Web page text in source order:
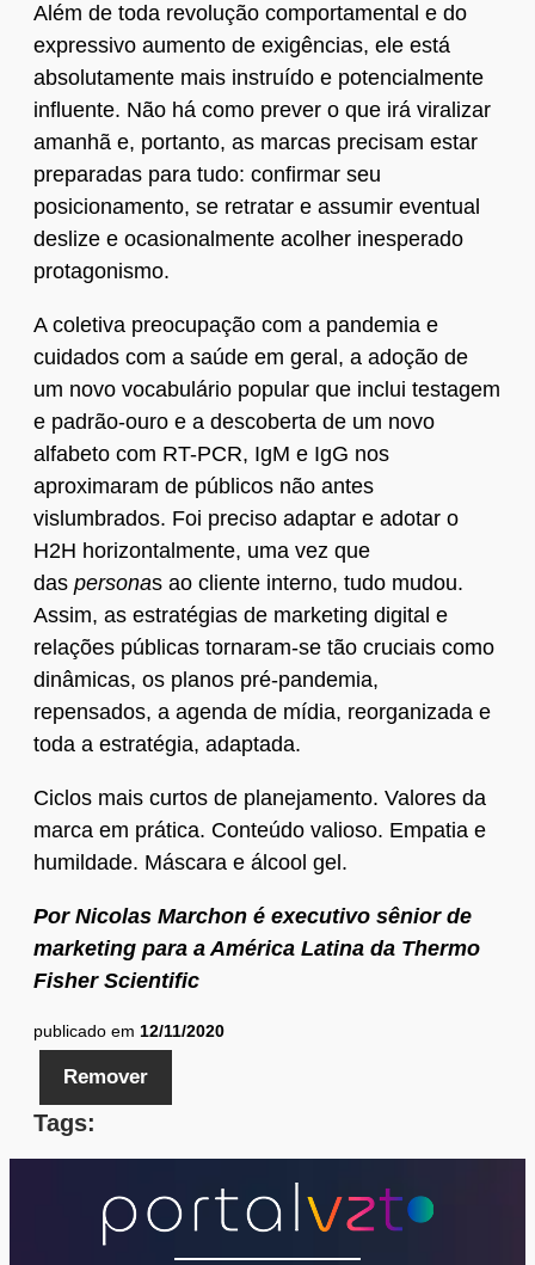
Além de toda revolução comportamental e do
expressivo aumento de exigências, ele está
absolutamente mais instruído e potencialmente
influente. Não há como prever o que irá viralizar
amanhã e, portanto, as marcas precisam estar
preparadas para tudo: confirmar seu
posicionamento, se retratar e assumir eventual
deslize e ocasionalmente acolher inesperado
protagonismo.
A coletiva preocupação com a pandemia e
cuidados com a saúde em geral, a adoção de
um novo vocabulário popular que inclui testagem
e padrão-ouro e a descoberta de um novo
alfabeto com RT-PCR, IgM e IgG nos
aproximaram de públicos não antes
vislumbrados. Foi preciso adaptar e adotar o
H2H horizontalmente, uma vez que
das personas ao cliente interno, tudo mudou.
Assim, as estratégias de marketing digital e
relações públicas tornaram-se tão cruciais como
dinâmicas, os planos pré-pandemia,
repensados, a agenda de mídia, reorganizada e
toda a estratégia, adaptada.
Ciclos mais curtos de planejamento. Valores da
marca em prática. Conteúdo valioso. Empatia e
humildade. Máscara e álcool gel.
Por Nicolas Marchon é executivo sênior de
marketing para a América Latina da Thermo
Fisher Scientific
publicado em 12/11/2020
Remover
Tags: